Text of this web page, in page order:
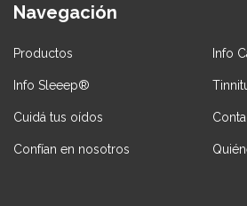
Navegación
Productos Info
Info Sleeep®
Cuidá tus oídos
Confían en nosotros